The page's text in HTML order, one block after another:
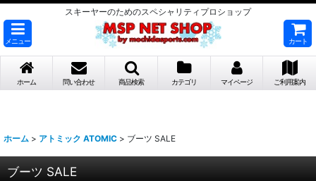
スキーヤーのためのスペシャリティプロショップ
メニュー カート
ホーム 問い合わせ 商品検索 カテゴリ マイページ ご利用案内
ホーム > アトミック ATOMIC > ブーツ SALE
ブーツ SALE